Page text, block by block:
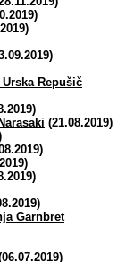
Repušič
(21.08.2019)
Garnbret